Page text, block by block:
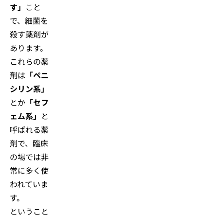
す」 こと
で、細菌を
殺す薬剤が
あります。
これらの薬
剤は 「ペニ
シリン系」
とか 「セフ
ェム系」 と
呼ばれる薬
剤で、臨床
の場では非
常に多く使
われていま
す。
ということ